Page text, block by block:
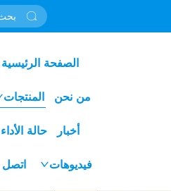
الصفحة الرئيسية
من نحن المنتجات
أخبار حالة الأداء
فيديوهات اتصل